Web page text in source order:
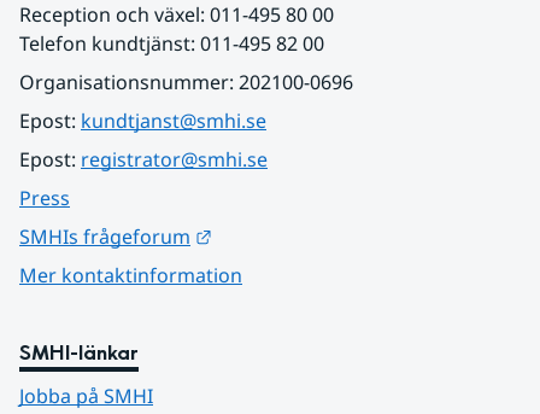
Reception och växel: 011-495 80 00
Telefon kundtjänst: 011-495 82 00
Organisationsnummer: 202100-0696
Epost: kundtjanst@smhi.se
Epost: registrator@smhi.se
Press
SMHIs frågeforum
Mer kontaktinformation
SMHI-länkar
Jobba på SMHI